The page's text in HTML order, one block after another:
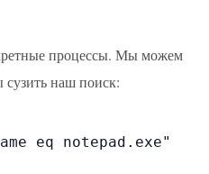
процессы. Мы можем
сузить наш поиск:
eq notepad.exe"